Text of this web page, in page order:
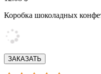
Коробка шоколадных